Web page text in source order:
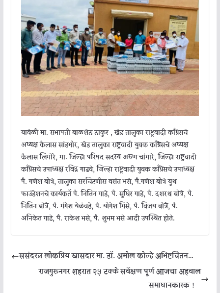
यावेळी मा. सभापती बाळशेठ ठाकुर , खेड तालुका राष्ट्रवादी काँग्रेसचे
अध्यक्ष कैलास सांडभोर, खेड तालुका राष्ट्रवादी युवक काँग्रेसचे अध्यक्ष
कैलास लिंभोरे, मा. जिल्हा परिषद सदस्य अरुण चांभारे, जिल्हा राष्ट्रवादी
काँग्रेसचे उपाध्यक्ष रविंद्र गाढवे, जिल्हा राष्ट्रवादी युवक काँग्रेसचे उपाध्यक्ष
पै. गणेश बोत्रे, तालुका सरचिटणीस वसंत भसे, पै.गणेश बोत्रे युथ
फाउंडेशनचे कार्यकर्ते पै. नितिन गाडे, पै. सुधिर गाडे, पै. दशरथ बोत्रे, पै.
नितिन बोत्रे, पै. मंगेश येळंवडे, पै. योगेश भिसे, पै. विजय बोत्रे, पै.
अनिकेत गाडे, पै. राकेश भसे, पै. शुभम भसे आदी उपस्थित होते.
ससंदरत्न लोकप्रिय खासदार मा. डॉ. अमोल कोल्हे अभिष्टचिंतन…
राजगुरूनगर शहरात २५ टक्के सर्वेक्षण पूर्ण आजचा अहवाल
समाधानकारक !